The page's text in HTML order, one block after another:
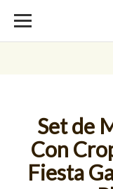
Set de
Con
Fiesta